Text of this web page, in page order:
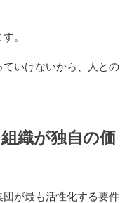
。
いけないから、人との
織が独自の価
が最も活性化する要件